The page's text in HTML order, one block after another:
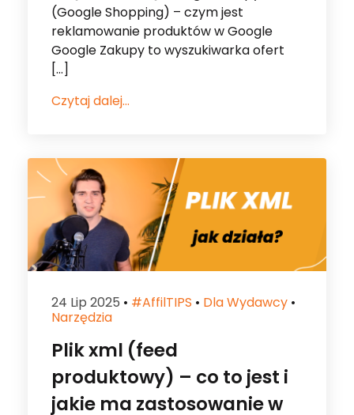
(Google Shopping) – czym jest
reklamowanie produktów w Google
Google Zakupy to wyszukiwarka ofert
[…]
Czytaj dalej...
24 Lip 2025 • #affilTIPS • Dla Wydawcy •
Narzędzia
Plik xml (feed
produktowy) – co to jest i
jakie ma zastosowanie w